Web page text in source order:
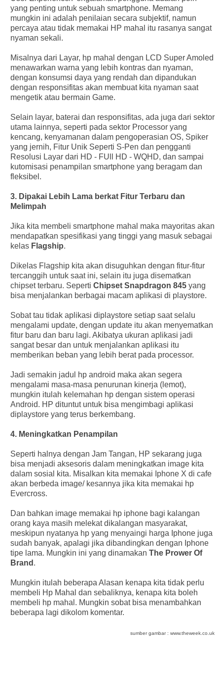
yang penting untuk sebuah smartphone. Memang
mungkin ini adalah penilaian secara subjektif, namun
percaya atau tidak memakai HP mahal itu rasanya sangat
nyaman sekali.
Misalnya dari Layar, hp mahal dengan LCD Super Amoled
menawarkan warna yang lebih kontras dan nyaman,
dengan konsumsi daya yang rendah dan dipandukan
dengan responsifitas akan membuat kita nyaman saat
mengetik atau bermain Game.
Selain layar, baterai dan responsifitas, ada juga dari sektor
utama lainnya, seperti pada sektor Processor yang
kencang, kenyamanan dalam pengoperasian OS, Spiker
yang jernih, Fitur Unik Seperti S-Pen dan pengganti
Resolusi Layar dari HD - FUll HD - WQHD, dan sampai
kutomisasi penampilan smartphone yang beragam dan
fleksibel.
3. Dipakai Lebih Lama berkat Fitur Terbaru dan
Melimpah
Jika kita membeli smartphone mahal maka mayoritas akan
mendapatkan spesifikasi yang tinggi yang masuk sebagai
kelas Flagship.
Dikelas Flagship kita akan disuguhkan dengan fitur-fitur
tercanggih untuk saat ini, selain itu juga disematkan
chipset terbaru. Seperti Chipset Snapdragon 845yang
bisa menjalankan berbagai macam aplikasi di playstore.
Sobat tau tidak aplikasi diplaystore setiap saat selalu
mengalami update, dengan update itu akan menyematkan
fitur baru dan baru lagi. Akibatya ukuran aplikasi jadi
sangat besar dan untuk menjalankan aplikasi itu
memberikan beban yang lebih berat pada processor.
Jadi semakin jadul hp android maka akan segera
mengalami masa-masa penurunan kinerja (lemot),
mungkin itulah kelemahan hp dengan sistem operasi
Android. HP dituntut untuk bisa mengimbagi aplikasi
diplaystore yang terus berkembang.
4. Meningkatkan Penampilan
Seperti halnya dengan Jam Tangan, HP sekarang juga
bisa menjadi aksesoris dalam meningkatkan image kita
dalam sosial kita. Misalkan kita memakai Iphone X di cafe
akan berbeda image/ kesannya jika kita memakai hp
Evercross.
Dan bahkan image memakai hp iphone bagi kalangan
orang kaya masih melekat dikalangan masyarakat,
meskipun nyatanya hp yang menyaingi harga Iphone juga
sudah banyak, apalagi jika dibandingkan dengan Iphone
tipe lama. Mungkin ini yang dinamakan The Prower Of
Brand .
Mungkin itulah beberapa Alasan kenapa kita tidak perlu
membeli Hp Mahal dan sebaliknya, kenapa kita boleh
membeli hp mahal. Mungkin sobat bisa menambahkan
beberapa lagi dikolom komentar.
sumber gambar : www.theweek.co.uk